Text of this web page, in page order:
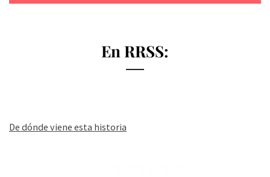
En RRSS:
De dónde viene esta historia